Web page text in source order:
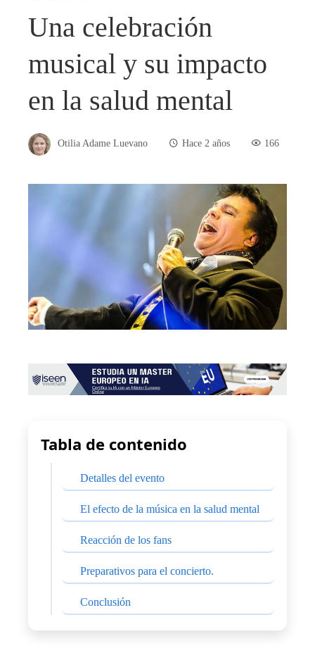
Una celebración
musical y su impacto
en la salud mental
Otilia Adame Luevano Hace 2 años 166
Tabla de contenido
Detalles del evento
El efecto de la música en la salud mental
Reacción de los fans
Preparativos para el concierto.
Conclusión